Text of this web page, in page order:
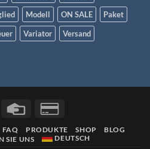
Modell ON SALE
Paket
Variator
Versand
FAQ PRODUKTE SHOP
BLOG
SIE UNS
DEUTSCH